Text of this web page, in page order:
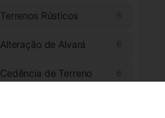
Terrenos Rústicos 6
Alteração de Alvará 6
Cedência de Terreno 6